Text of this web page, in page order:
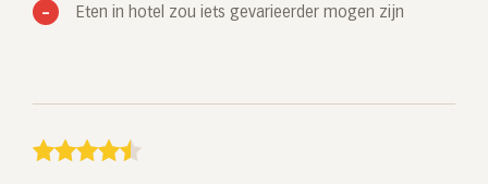
Eten in hotel zou iets gevarieerder mogen zijn